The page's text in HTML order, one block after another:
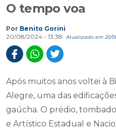
O tempo voa
Por Benito Gorini
20/08/2024 - 13:38
Atualizado em 20/
Após muitos anos voltei à
Alegre, uma das
gaúcha. O prédio,
e Artístico Estadual e